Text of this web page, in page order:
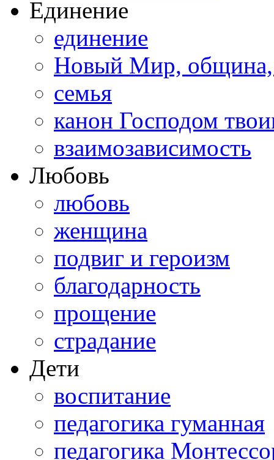
Единение
единение
Новый Мир,
семья
канон Господом
взаимозависимость
Любовь
любовь
женщина
подвиг и героизм
благодарность
прощение
страдание
Дети
воспитание
педагогика гуманная
педагогика